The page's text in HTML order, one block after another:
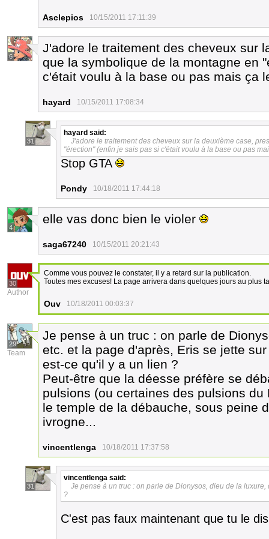
Asclepios 10/15/2011 17:11:39
6
J'adore le traitement des cheveux sur
que la symbolique de la montagne en
c'était voulu à la base ou pas mais ça
hayard 10/15/2011 17:08:34
31
hayard said:
J'adore le traitement des cheveux sur la deuxième case,
"érection" (enfin je sais pas si c'était voulu à la base ou pas
Stop GTA
Pondy 10/18/2011 17:44:18
4
elle vas donc bien le violer
saga67240 10/15/2011 20:21:43
30
Author
Comme vous pouvez le constater, il y a retard sur la publication.
Toutes mes excuses! La page arrivera dans quelques jours au plus
Ouv 10/18/2011 00:03:37
29
Team
Je pense à un truc : on parle de
etc. et la page d'après, Eris se jette
est-ce qu'il y a un lien ?
Peut-être que la déesse préfère se
pulsions (ou certaines des pulsions
le temple de la débauche, sous peine
ivrogne...
vincentlenga 10/18/2011 17:37:58
31
vincentlenga said:
Je pense à un truc : on parle de Dionysos, dieu de la
?
C'est pas faux maintenant que tu le